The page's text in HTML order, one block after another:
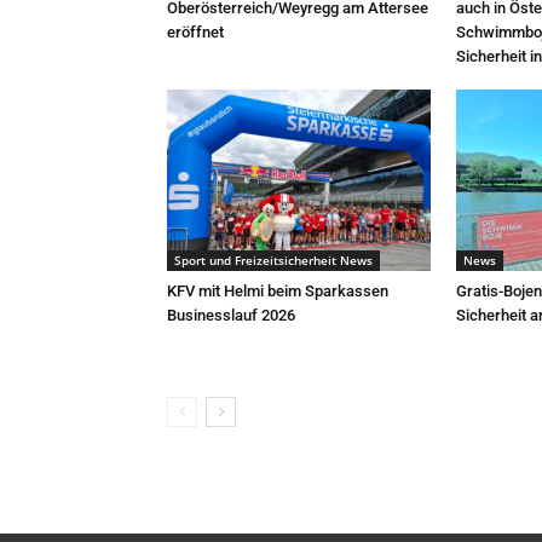
Oberösterreich/Weyregg am Attersee
eröffnet
auch in
Sicherheit
Sport und Freizeitsicherheit News
KFV mit Helmi beim Sparkassen
Businesslauf 2026
News
Gratis-
Sicherheit